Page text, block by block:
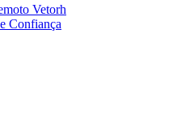
Vetorh
Confiança